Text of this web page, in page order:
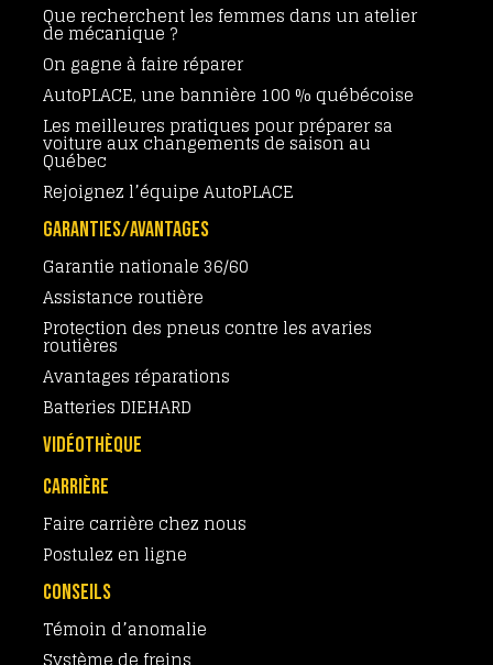
Que recherchent les femmes dans un atelier
de mécanique ?
On gagne à faire réparer
AutoPLACE, une bannière 100 % québécoise
Les meilleures pratiques pour préparer sa
voiture aux changements de saison au
Québec
Rejoignez l’équipe AutoPLACE
GARANTIES/AVANTAGES
Garantie nationale 36/60
Assistance routière
Protection des pneus contre les avaries
routières
Avantages réparations
Batteries DIEHARD
VIDÉOTHÈQUE
CARRIÈRE
Faire carrière chez nous
Postulez en ligne
CONSEILS
Témoin d’anomalie